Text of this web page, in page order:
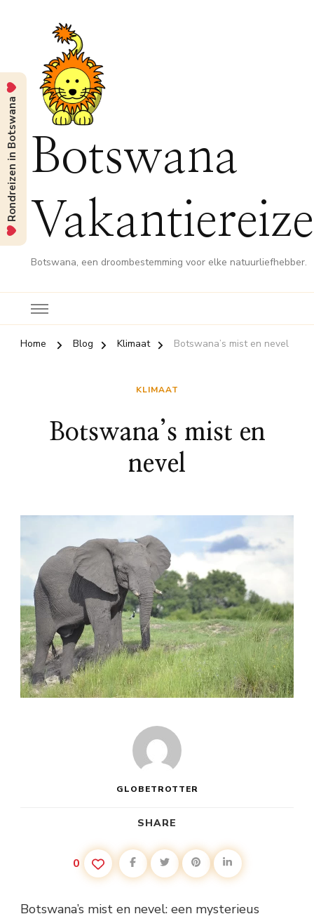
Botswana
Botswana, een droombestemming voor elke natuurliefhebber.
Home Blog Klimaat Botswana’s mist en nevel
KLIMAAT
Botswana’s mist en
nevel
GLOBETROTTER
SHARE
0
Botswana’s mist en nevel: een mysterieus
Rondreizen in Botswana